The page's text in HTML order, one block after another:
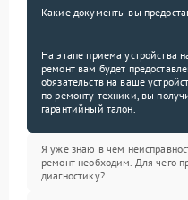
Какие документы вы
На этапе приема устройства
ремонт вам будет
обязательств на ваше
по ремонту техники, вы
гарантийный талон.
Я уже знаю в чем
ремонт необходим. Для чего
диагностику?